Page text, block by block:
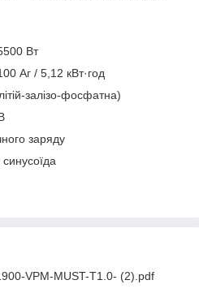
Вт
Аг / 5,12 кВт·год
залізо-фосфатна)
заряду
VPM-MUST-T1.0- (2).pdf